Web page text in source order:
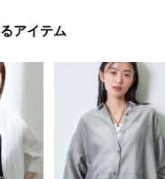
アイテム